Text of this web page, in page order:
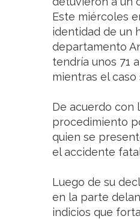
Este miércoles
identidad de un
departamento
tendría unos 71
mientras el
De acuerdo con
procedimiento
quien se
el accidente
Luego de su
en la parte
indicios que